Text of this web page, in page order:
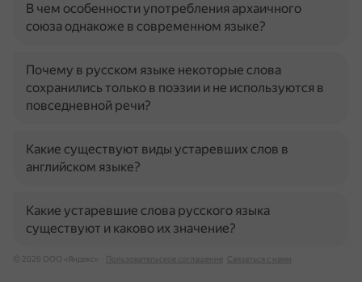
В чем особенности употребления архаичного
союза однакоже в современном языке?
Почему в русском языке некоторые слова
сохранились только в поэзии и не используются в
повседневной речи?
Какие существуют виды устаревших слов в
английском языке?
Какие устаревшие слова русского языка
существуют и каково их значение?
© 2026 ООО «Яндекс» Пользовательское соглашение Связаться с нами